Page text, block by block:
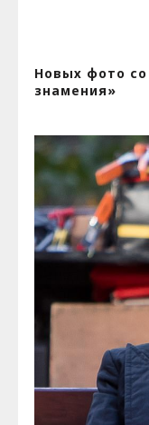
Новых фото
знамения»